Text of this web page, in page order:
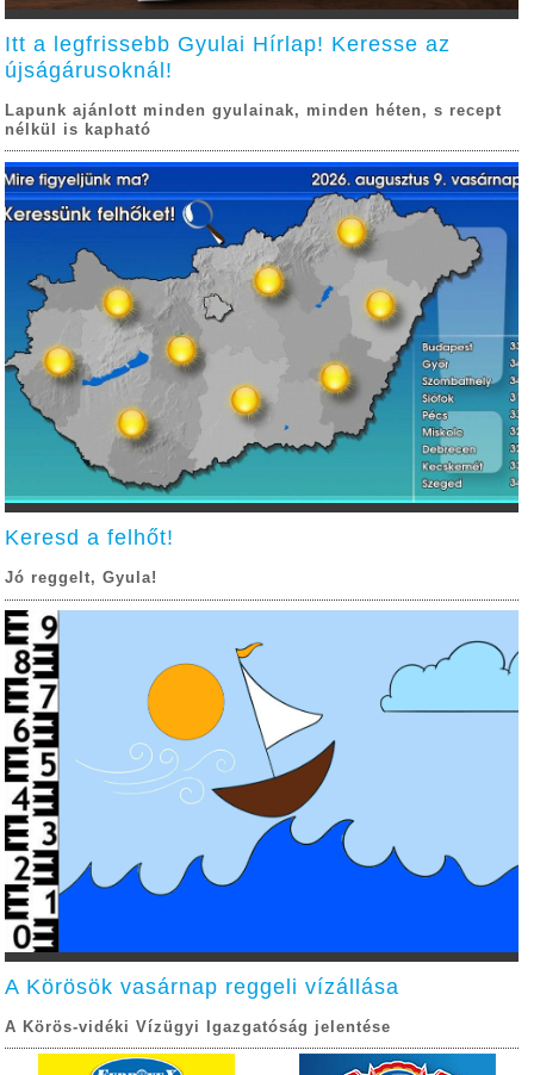
Itt a legfrissebb Gyulai Hírlap! Keresse az
újságárusoknál!
Lapunk ajánlott minden gyulainak, minden héten, s recept
nélkül is kapható
Keresd a felhőt!
Jó reggelt, Gyula!
A Körösök vasárnap reggeli vízállása
A Körös-vidéki Vízügyi Igazgatóság jelentése